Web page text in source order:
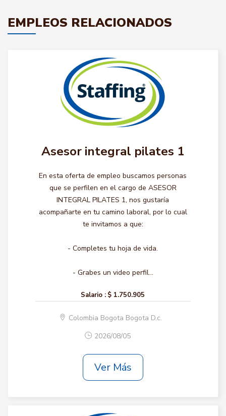
EMPLEOS RELACIONADOS
Asesor integral pilates 1
En esta oferta de empleo buscamos personas
que se perfilen en el cargo de ASESOR
INTEGRAL PILATES 1, nos gustaría
acompañarte en tu camino laboral, por lo cual
te invitamos a que:
- Completes tu hoja de vida.
- Grabes un video perfil...
Salario : $ 1.750.905
Colombia Bogota Bogota D.c.
2026/08/05
Ver Más